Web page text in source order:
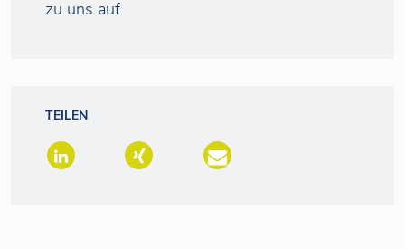
zu uns auf.
TEILEN